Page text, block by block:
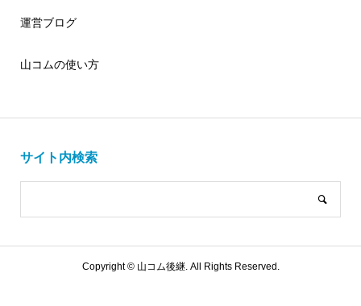
運営ブログ
山コムの使い方
サイト内検索
Copyright ©山コム後継. All Rights Reserved.